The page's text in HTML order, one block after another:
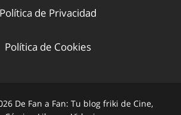
Política de Privacidad
Política de Cookies
De Fan a Fan: Tu blog friki de Cine,